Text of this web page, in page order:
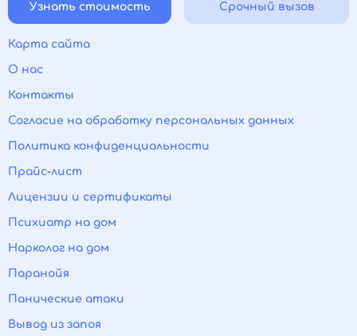
Узнать стоимость Срочный вызов
Карта сайта
О нас
Контакты
Согласие на обработку персональных данных
Политика конфиденциальности
Прайс-лист
Лицензии и сертификаты
Психиатр на дом
Нарколог на дом
Паранойя
Панические атаки
Вывод из запоя